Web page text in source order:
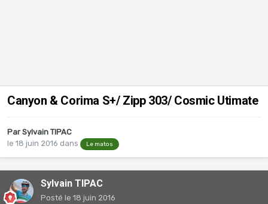
Canyon & Corima S+/ Zipp 303/ Cosmic Utimate
Par Sylvain TIPAC
le 18 juin 2016 dans Le matos
Sylvain TIPAC
Posté le 18 juin 2016